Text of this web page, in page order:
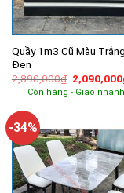
Quầy 1m3 Cũ Màu
Đen
2,890,000₫ Giá
gốc
là:
2,090,000
Còn hàng - Giao nhanh
-34%